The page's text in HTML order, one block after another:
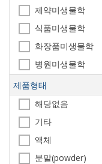
항생제 감수성 시험
미생물 확인 시험
품질관리/표준
세포배양
Flow Cytometry
제약미생물학
식품미생물학
화장품미생물학
병원미생물학
내분비학
골다공증
세포생물학
분자생물학
환경미생물학
제품형태
해당없음
기타
액체
분말(powder)